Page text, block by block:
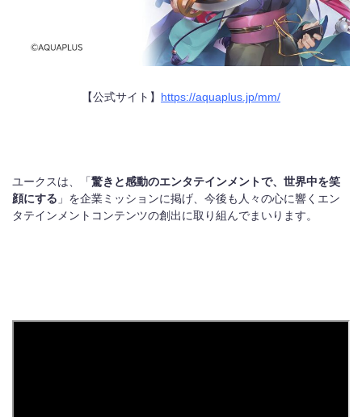
【公式サイト】 https://aquaplus.jp/mm/
ユークスは、「驚きと感動のエンタテインメントで、世界中を笑
顔にする 」を企業ミッションに掲げ、今後も人々の心に響くエン
タテインメントコンテンツの創出に取り組んでまいります。